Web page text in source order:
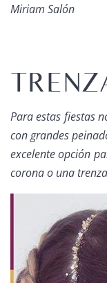
Miriam Salón
Para estas fiestas
con grandes
excelente opción
corona o una